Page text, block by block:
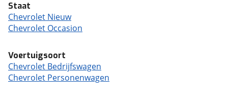
Staat
Chevrolet Nieuw
Chevrolet Occasion
Voertuigsoort
Chevrolet Bedrijfswagen
Chevrolet Personenwagen